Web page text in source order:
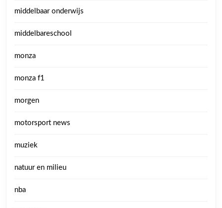
middelbaar onderwijs
middelbareschool
monza
monza f1
morgen
motorsport news
muziek
natuur en milieu
nba